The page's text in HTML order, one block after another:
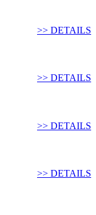
>> DETAILS
>> DETAILS
>> DETAILS
>> DETAILS